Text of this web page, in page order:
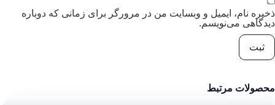
ذخیره نام، ایمیل و وبسایت من در مرورگر برای زمانی که دوباره
دیدگاهی می‌نویسم.
محصولات مرتبط